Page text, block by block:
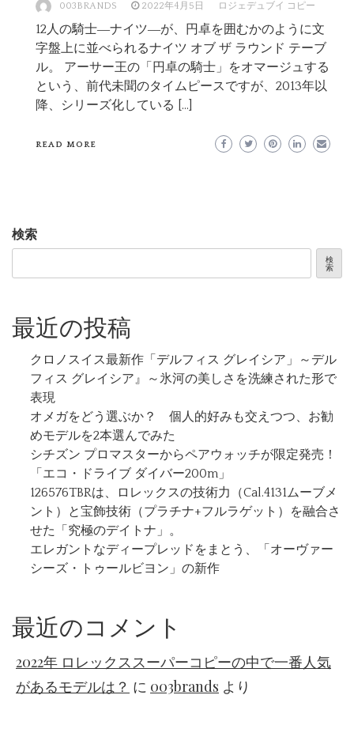
003BRANDS 2022年4月5日 ロジェデュブイ コピー
12人の騎士―ナイツ―が、円卓を囲むかのように文
字盤上に並べられるナイツ オブ ザ ラウンド テーブ
ル。 アーサー王の「円卓の騎士」をオマージュする
という、前代未聞のタイムピースですが、2013年以
降、シリーズ化している […]
READ MORE
検索
検
索
最近の投稿
クロノスイス最新作「デルフィス グレイシア」～デル
フィス グレイシア』～氷河の美しさを洗練された形で
表現
オメガをどう選ぶか？ 個人的好みも交えつつ、お勧
めモデルを2本選んでみた
シチズン プロマスターからペアウォッチが限定発売！
「エコ・ドライブ ダイバー200m」
126576TBRは、ロレックスの技術力（Cal.4131ムーブメ
ント）と宝飾技術（プラチナ+フルラゲット）を融合さ
せた「究極のデイトナ」。
エレガントなディープレッドをまとう、「オーヴァー
シーズ・トゥールビヨン」の新作
最近のコメント
2022年 ロレックススーパーコピーの中で一番人気
があるモデルは？ に 003brands より